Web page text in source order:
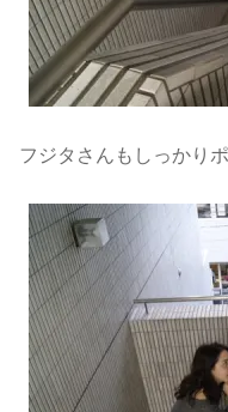
フジタさんもしっかり